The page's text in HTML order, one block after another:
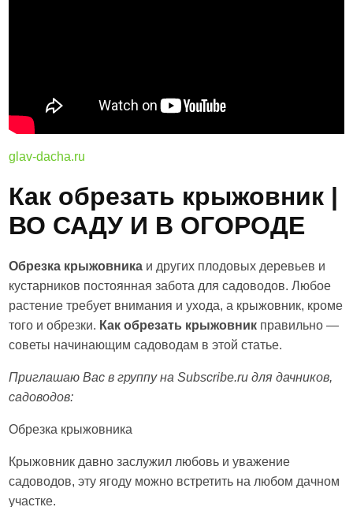
glav-dacha.ru
Как обрезать крыжовник |
ВО САДУ И В ОГОРОДЕ
Обрезка крыжовника и других плодовых деревьев и
кустарников постоянная забота для садоводов. Любое
растение требует внимания и ухода, а крыжовник, кроме
того и обрезки. Как обрезать крыжовник правильно —
советы начинающим садоводам в этой статье.
Приглашаю Вас в группу на Subscribe.ru для дачников,
садоводов:
Обрезка крыжовника
Крыжовник давно заслужил любовь и уважение
садоводов, эту ягоду можно встретить на любом дачном
участке.